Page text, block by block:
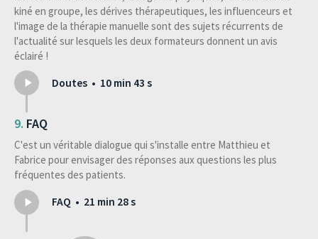
kiné en groupe, les dérives thérapeutiques, les influenceurs et
l'image de la thérapie manuelle sont des sujets récurrents de
l'actualité sur lesquels les deux formateurs donnent un avis
éclairé !
Doutes • 10 min 43 s
FAQ
C'est un véritable dialogue qui s'installe entre Matthieu et
Fabrice pour envisager des réponses aux questions les plus
fréquentes des patients.
FAQ • 21 min 28 s